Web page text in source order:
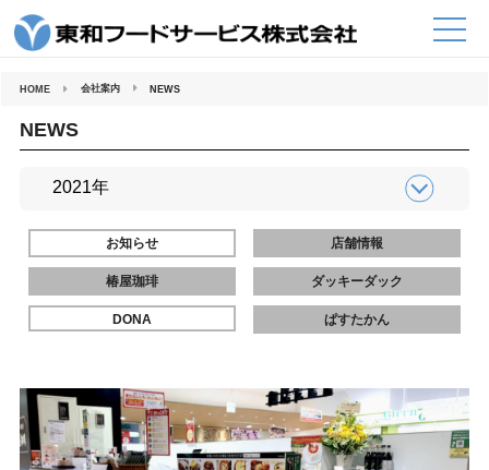
HOME 会社案内 NEWS
NEWS
お知らせ 店舗情報
椿屋珈琲 ダッキーダック
DONA ぱすたかん